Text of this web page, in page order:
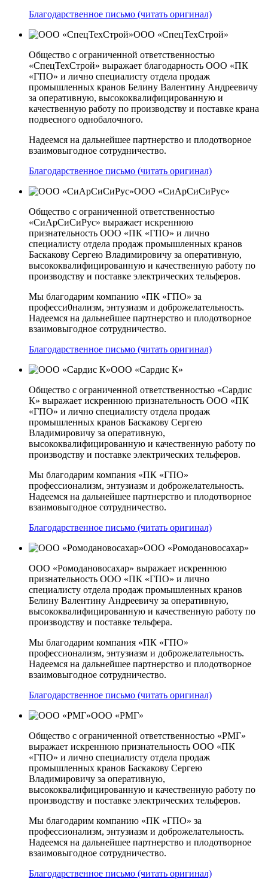
Благодарственное письмо (читать оригинал)
ООО «СпецТехСтрой»
Общество с ограниченной ответственностью
«СпецТехСтрой» выражает благодарность ООО «ПК
«ГПО» и лично специалисту отдела продаж
промышленных кранов Белину Валентину Андреевичу
за оперативную, высококвалифицированную и
качественную работу по производству и поставке крана
подвесного однобалочного.
Надеемся на дальнейшее партнерство и плодотворное
взаимовыгодное сотрудничество.
Благодарственное письмо (читать оригинал)
ООО «СиАрСиСиРус»
Общество с ограниченной ответственностью
«СиАрСиСиРус» выражает искреннюю
признательность ООО «ПК «ГПО» и лично
специалисту отдела продаж промышленных кранов
Баскакову Сергею Владимировичу за оперативную,
высококвалифицированную и качественную работу по
производству и поставке электрических тельферов.
Мы благодарим компанию «ПК «ГПО» за
професси0нализм, энтузиазм и доброжелательность.
Надеемся на дальнейшее партнерство и плодотворное
взаимовыгодное сотрудничество.
Благодарственное письмо (читать оригинал)
ООО «Сардис К»
Общество с ограниченной ответственностью «Сардис
К» выражает искреннюю признательность ООО «ПК
«ГПО» и лично специалисту отдела продаж
промышленных кранов Баскакову Сергею
Владимировичу за оперативную,
высококвалифицированную и качественную работу по
производству и поставке электрических тельферов.
Мы благодарим компания «ПК «ГПО»
профессионализм, энтузиазм и доброжелательность.
Надеемся на дальнейшее партнерство и плодотворное
взаимовыгодное сотрудничество.
Благодарственное письмо (читать оригинал)
ООО «Ромодановосахар»
ООО «Ромодановосахар» выражает искреннюю
признательность ООО «ПК «ГПО» и лично
специалисту отдела продаж промышленных кранов
Белину Валентину Андреевичу за оперативную,
высококвалифицированную и качественную работу по
производству и поставке тельфера.
Мы благодарим компания «ПК «ГПО»
профессионализм, энтузиазм и доброжелательность.
Надеемся на дальнейшее партнерство и плодотворное
взаимовыгодное сотрудничество.
Благодарственное письмо (читать оригинал)
ООО «РМГ»
Общество с ограниченной ответственностью «РМГ»
выражает искреннюю признательность ООО «ПК
«ГПО» и лично специалисту отдела продаж
промышленных кранов Баскакову Сергею
Владимировичу за оперативную,
высококвалифицированную и качественную работу по
производству и поставке электрических тельферов.
Мы благодарим компанию «ПК «ГПО» за
профессионализм, энтузиазм и доброжелательность.
Надеемся на дальнейшее партнерство и плодотворное
взаимовыгодное сотрудничество.
Благодарственное письмо (читать оригинал)